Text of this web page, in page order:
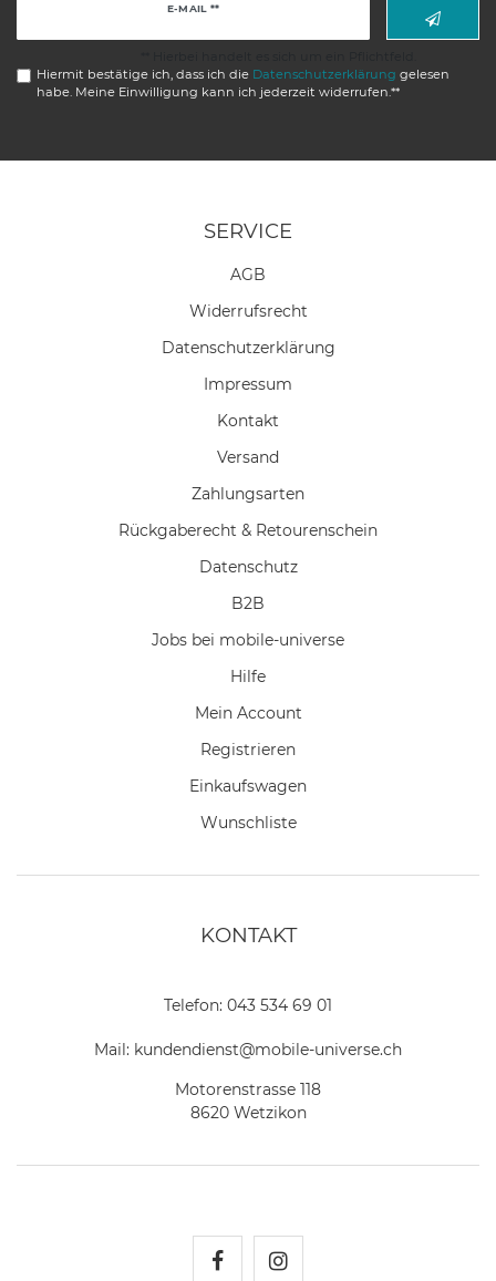
E-MAIL **
Hiermit bestätige ich, dass ich die Daten­schutz­erklärung gelesen
habe. Meine Einwilligung kann ich jederzeit widerrufen.**
SERVICE
AGB
Widerrufs­recht
Daten­schutz­erklärung
Impressum
Kontakt
Versand
Zahlungsarten
Rückgaberecht & Retourenschein
Datenschutz
B2B
Jobs bei mobile-universe
Hilfe
Mein Account
Registrieren
Einkaufswagen
Wunschliste
KONTAKT
Telefon: 043 534 69 01
Mail: kundendienst@mobile-universe.ch
Motorenstrasse 118
8620 Wetzikon